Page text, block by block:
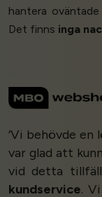
hantera
Det finns inga
‘Vi behövde en
var glad att
vid detta
kundservice.